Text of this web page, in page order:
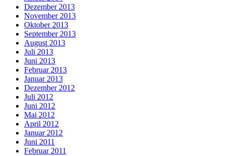
Dezember 2013
November 2013
Oktober 2013
September 2013
August 2013
Juli 2013
Juni 2013
Februar 2013
Januar 2013
Dezember 2012
Juli 2012
Juni 2012
Mai 2012
April 2012
Januar 2012
Juni 2011
Februar 2011